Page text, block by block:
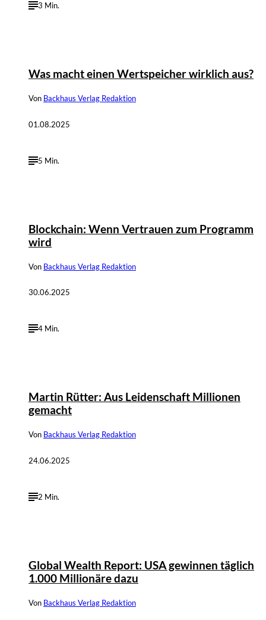
3 Min.
Was macht einen Wertspeicher wirklich aus?
Von Backhaus Verlag Redaktion
01.08.2025
5 Min.
Blockchain: Wenn Vertrauen zum Programm
wird
Von Backhaus Verlag Redaktion
30.06.2025
4 Min.
Martin Rütter: Aus Leidenschaft Millionen
gemacht
Von Backhaus Verlag Redaktion
24.06.2025
2 Min.
Global Wealth Report: USA gewinnen täglich
1.000 Millionäre dazu
Von Backhaus Verlag Redaktion